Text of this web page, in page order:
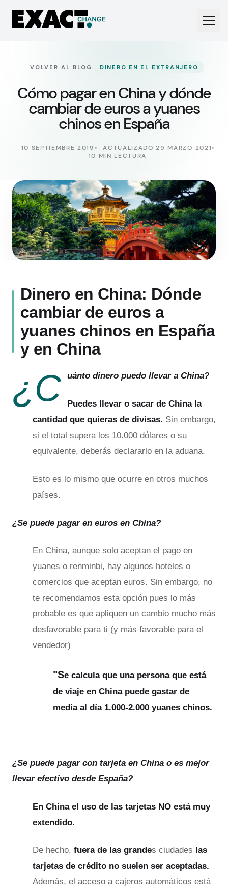
VOLVER AL BLOG · DINERO EN EL EXTRANJERO
Cómo pagar en China y dónde
cambiar de euros a yuanes
chinos en España
10 SEPTIEMBRE 2019
ACTUALIZADO 29 MARZO 2021
10 MIN LECTURA
Dinero en China: Dónde
cambiar de euros a
yuanes chinos en España
y en China
¿C uánto dinero puedo llevar a China?
Puedes llevar o sacar de China la
cantidad que quieras de divisas. Sin embargo,
si el total supera los 10.000 dólares o su
equivalente, deberás declararlo en la aduana.
Esto es lo mismo que ocurre en otros muchos
países.
¿Se puede pagar en euros en China?
En China, aunque solo aceptan el pago en
yuanes o renminbi, hay algunos hoteles o
comercios que aceptan euros. Sin embargo, no
te recomendamos esta opción pues lo más
probable es que apliquen un cambio mucho más
desfavorable para ti (y más favorable para el
vendedor)
"Se calcula que una persona que está
de viaje en China puede gastar de
media al día 1.000-2.000 yuanes chinos.
¿Se puede pagar con tarjeta en China o es mejor
llevar efectivo desde España?
En China el uso de las tarjetas NO está muy
extendido.
De hecho, fuera de las grandes ciudades las
tarjetas de crédito no suelen ser aceptadas.
Además, el acceso a cajeros automáticos está